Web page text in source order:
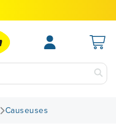
Causeuses